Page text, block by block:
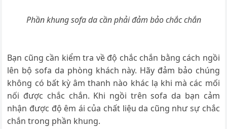
Phần khung sofa da cần phải đảm bảo chắc chắn
Bạn cũng cần kiểm tra về độ chắc chắn bằng cách ngồi
lên bộ sofa da phòng khách này. Hãy đảm bảo chúng
không có bất kỳ âm thanh nào khác lạ khi mà các mối
nối được chắc chắn. Khi ngồi trên sofa da bạn cảm
nhận được độ êm ái của chất liệu da cũng như sự chắc
chắn trong phần khung.